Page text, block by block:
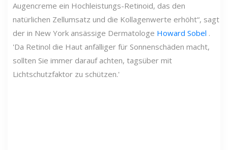
Augencreme ein Hochleistungs-Retinoid, das den
natürlichen Zellumsatz und die Kollagenwerte erhöht“, sagt
der in New York ansässige Dermatologe Howard Sobel .
'Da Retinol die Haut anfälliger für Sonnenschäden macht,
sollten Sie immer darauf achten, tagsüber mit
Lichtschutzfaktor zu schützen.'